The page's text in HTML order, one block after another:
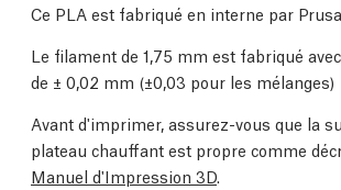
Ce PLA est fabriqué en interne par Prusa
Le filament de 1,75 mm est fabriqué
de ± 0,02 mm (±0,03 pour les mélanges)
Avant d'imprimer, assurez-vous que la
plateau chauffant est propre comme
Manuel d'Impression 3D